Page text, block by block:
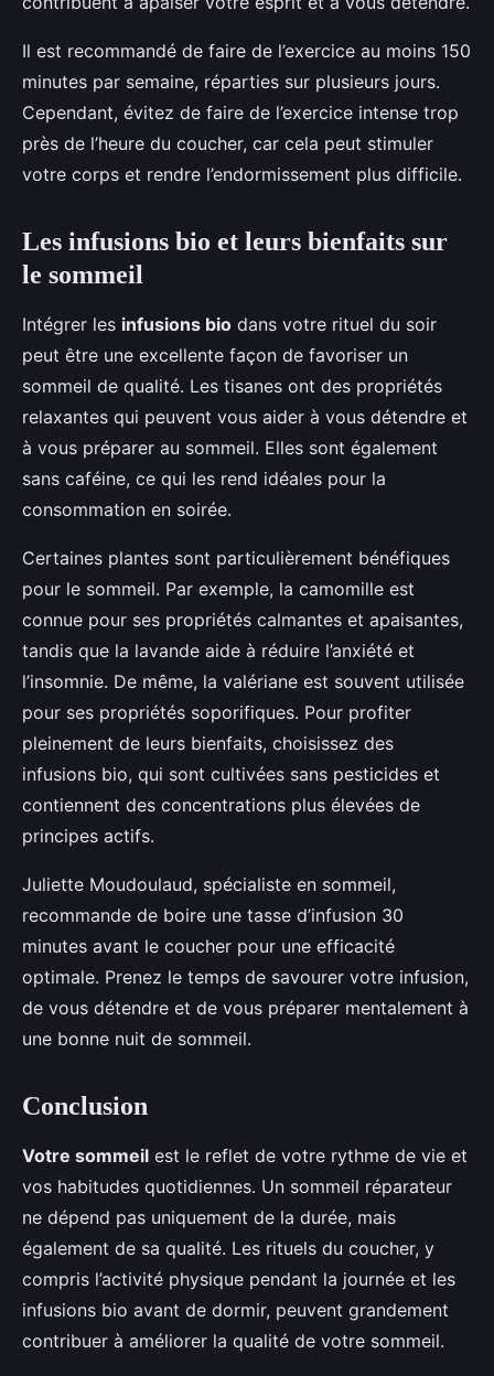
Il est recommandé de faire de l’exercice au moins 150
minutes par semaine, réparties sur plusieurs jours.
Cependant, évitez de faire de l’exercice intense trop
près de l’heure du coucher, car cela peut stimuler
votre corps et rendre l’endormissement plus difficile.
Les infusions bio et leurs bienfaits sur
le sommeil
Intégrer les infusions bio dans votre rituel du soir
peut être une excellente façon de favoriser un
sommeil de qualité. Les tisanes ont des propriétés
relaxantes qui peuvent vous aider à vous détendre et
à vous préparer au sommeil. Elles sont également
sans caféine, ce qui les rend idéales pour la
consommation en soirée.
Certaines plantes sont particulièrement bénéfiques
pour le sommeil. Par exemple, la camomille est
connue pour ses propriétés calmantes et apaisantes,
tandis que la lavande aide à réduire l’anxiété et
l’insomnie. De même, la valériane est souvent utilisée
pour ses propriétés soporifiques. Pour profiter
pleinement de leurs bienfaits, choisissez des
infusions bio, qui sont cultivées sans pesticides et
contiennent des concentrations plus élevées de
principes actifs.
Juliette Moudoulaud, spécialiste en sommeil,
recommande de boire une tasse d’infusion 30
minutes avant le coucher pour une efficacité
optimale. Prenez le temps de savourer votre infusion,
de vous détendre et de vous préparer mentalement à
une bonne nuit de sommeil.
Conclusion
Votre sommeil est le reflet de votre rythme de vie et
vos habitudes quotidiennes. Un sommeil réparateur
ne dépend pas uniquement de la durée, mais
également de sa qualité. Les rituels du coucher, y
compris l’activité physique pendant la journée et les
infusions bio avant de dormir, peuvent grandement
contribuer à améliorer la qualité de votre sommeil.